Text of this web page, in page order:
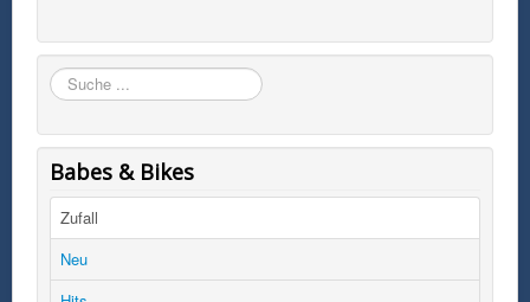
Suchen
Babes & Bikes
Zufall
Neu